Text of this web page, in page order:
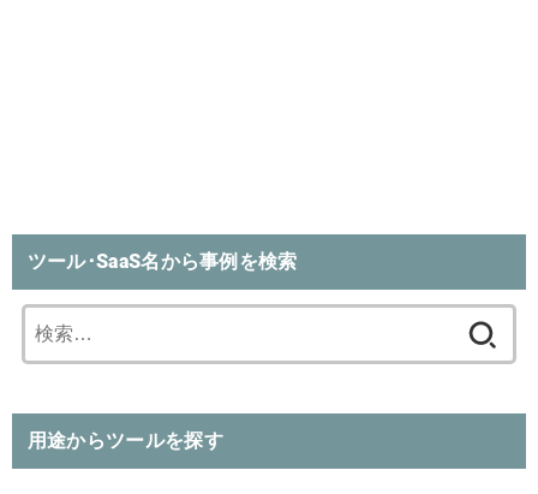
ツール･SaaS名から事例を検索
索:
用途からツールを探す